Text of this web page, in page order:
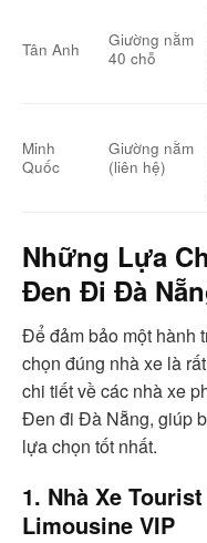
Tân Anh
Giường nằm
40 chỗ
Minh
Quốc
Giường nằm
(liên hệ)
Những Lựa
Đen Đi Đà
Để đảm bảo một hành
chọn đúng nhà xe là
chi tiết về các nhà xe
Đen đi Đà Nẵng, giúp
lựa chọn tốt nhất.
1. Nhà Xe
Limousine VIP